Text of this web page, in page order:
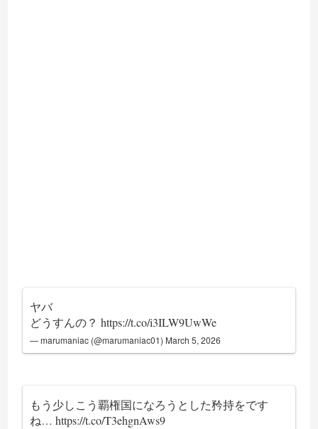
ヤバ
どうすんの？https://t.co/i3ILW9UwWe
— marumaniac (@marumaniac01) March 5, 2026
もう少しこう覇権国になろうとした矜持をです
ね…https://t.co/T3ehgnAws9